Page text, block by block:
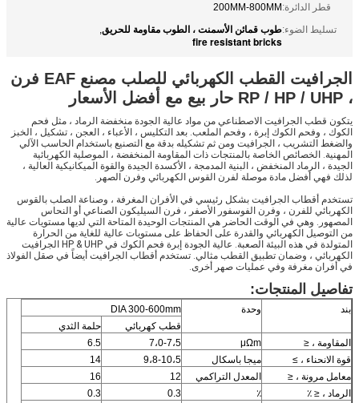
قطر الدائرة:200MM-800MM
تسليط الضوء:طوب قمائن الأسمنت ، الطوب مقاومة للحريق,
fire resistant bricks
الجرافيت القطب الكهربائي للصلب مصنع EAF فرن
، RP / HP / UHP حار بيع مع أفضل الأسعار
يتكون قطب الجرافيت الاصطناعي من مواد عالية الجودة منخفضة الرماد ، مثل فحم
الكوك ، وفحم الكوك إبرة ، وفحم الملعب. بعد التكليس ، الأعباء ، العجن ، تشكيل ، الخبز
والضغط التشريب ، الجرافيت ومن ثم تشكيله بدقة مع التصنيع باستخدام الحاسب الآلي
المهنية. الخصائص الخاصة بالمنتجات ذات المقاومة المنخفضة ، الموصلية الكهربائية
الجيدة ، الرماد المنخفض ، البنية المدمجة ، الأكسدة الجيدة والقوة الميكانيكية العالية ،
لذلك فهي أفضل مادة موصلة لفرن القوس الكهربائي وفرن الصهر.
تستخدم أقطاب الجرافيت بشكل رئيسي في الأفران المغرفة ، وصناعة الصلب بالقوس
الكهربائي للفرن ، وفرن الفوسفور الأصفر ، فرن السيليكون الصناعي أو النحاس
المصهور. وهي في الوقت الحاضر هي المنتجات الوحيدة المتاحة التي لديها مستويات عالية
من التوصيل الكهربائي والقدرة على الحفاظ على مستويات عالية للغاية من الحرارة
المتولدة في هذه البيئة الصعبة. عالية الجودة إبرة فحم الكوك في HP & UHP الجرافيت
الكهربائي ، وضمان تطبيق القطب مثالي. تستخدم أقطاب الجرافيت أيضاً في صقل الفولاذ
في أفران مغرفة وفي عمليات صهر أخرى.
تفاصيل المنتجات:
بند وحدة
DIA 300-600mm
قطب كهربائي
حلمة الثدي
المقاومة ، ≤
μΩm 7،0-7،5
6.5
قوة الانحناء ، ≥
ميجا باسكال 9،8-10،5
14
معامل مرونة ، ≤
المعدل التراكمي 12
16
الرماد ، ≤ ٪
٪ 0.3
0.3